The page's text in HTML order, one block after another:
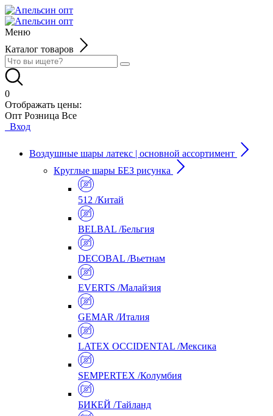
Меню
Каталог товаров
0
Отображать цены:
Опт Розница Все
Вход
Воздушные шары латекс | основной ассортимент
Круглые шары БЕЗ рисунка
512 /Китай
BELBAL /Бельгия
DECOBAL /Вьетнам
EVERTS /Малайзия
GEMAR /Италия
LATEX OCCIDENTAL /Мексика
SEMPERTEX /Колумбия
БИКЕЙ /Тайланд